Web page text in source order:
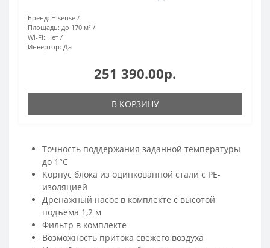
Бренд: Hisense
Площадь: до 170 м²
Wi-Fi: Нет
Инвертор: Да
251 390.00р.
В КОРЗИНУ
Точность поддержания заданной температуры
до 1°С
Корпус блока из оцинкованной стали с PE-
изоляцией
Дренажный насос в комплекте с высотой
подъема 1,2 м
Фильтр в комплекте
Возможность притока свежего воздуха